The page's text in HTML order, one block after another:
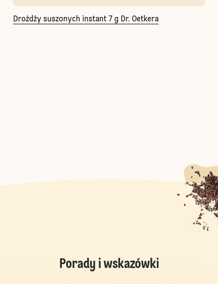
Drożdży suszonych instant 7 g Dr. Oetkera
Porady i wskazówki